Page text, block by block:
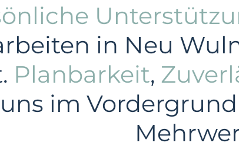
in Neu
Planbarkeit,
im